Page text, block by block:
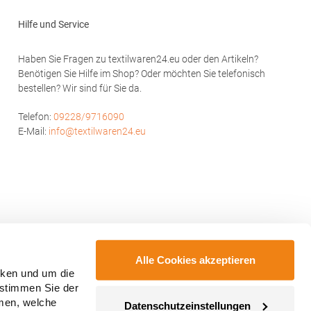
und um die
Sie der
welche
Alle Cookies akzeptieren
Datenschutzeinstellungen
Hilfe und Service
Haben Sie Fragen zu textilwaren24.eu oder den Artikeln?
Benötigen Sie Hilfe im Shop? Oder möchten Sie telefonisch
bestellen? Wir sind für Sie da.
Telefon: 09228/9716090
E-Mail: info@textilwaren24.eu